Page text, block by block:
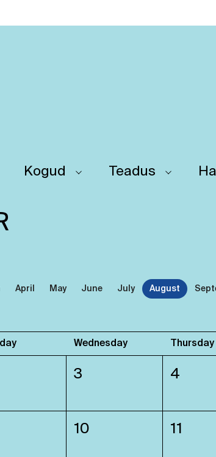
Kogud Teadus
April May June July August
Wednesday Thursday
3 4
10 11